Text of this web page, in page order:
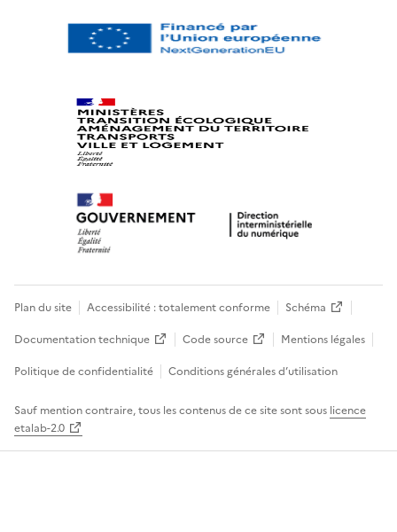
Plan du site Accessibilité : totalement conforme
Schéma
Documentation technique
Code source
Mentions légales
Politique de confidentialité
Conditions générales d’utilisation
Sauf mention contraire, tous les contenus de ce site sont sous licence
etalab-2.0